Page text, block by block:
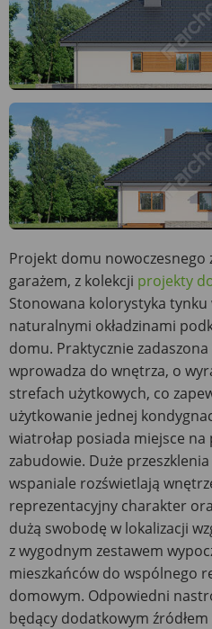
Projekt domu nowoczesnego
garażem, z kolekcji projekty
Stonowana kolorystyka tynku
naturalnymi okładzinami
domu. Praktycznie
wprowadza do wnętrza, o
strefach użytkowych, co
użytkowanie jednej
wiatrołap posiada miejsce na
zabudowie. Duże
wspaniale rozświetlają
reprezentacyjny charakter
dużą swobodę w lokalizacji
z wygodnym zestawem
mieszkańców do wspólnego
domowym. Odpowiedni
będący dodatkowym